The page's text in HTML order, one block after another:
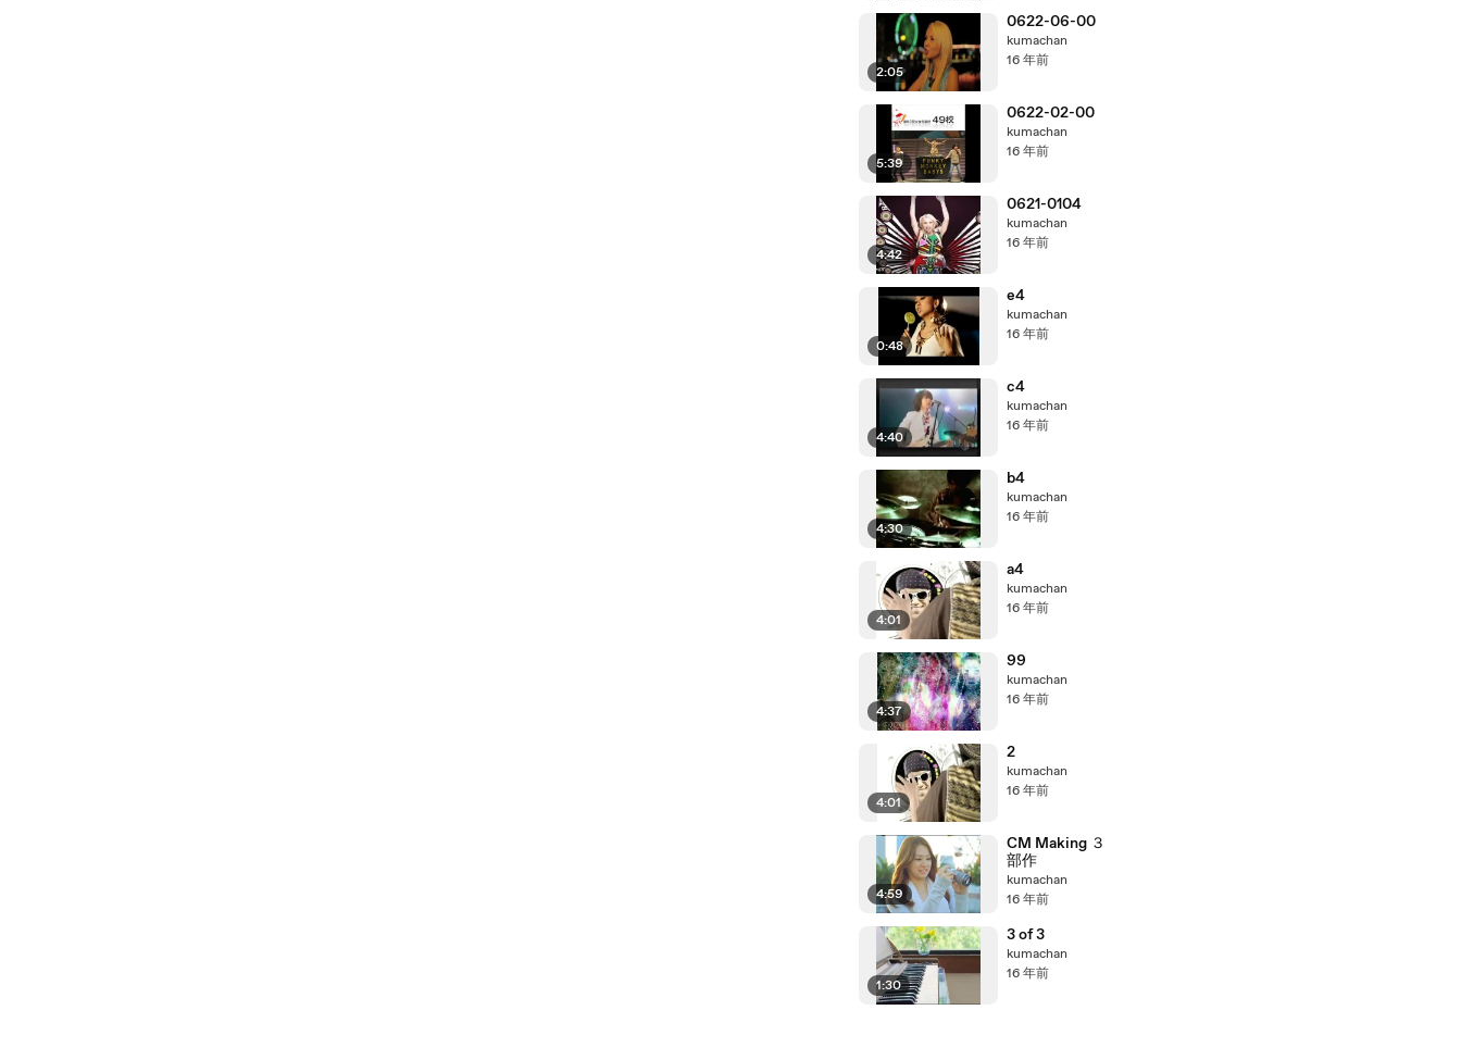
2:05
0622-06-00
kumachan
16 年前
5:39
0622-02-00
kumachan
16 年前
4:42
0621-0104
kumachan
16 年前
0:48
e4
kumachan
16 年前
4:40
c4
kumachan
16 年前
4:30
b4
kumachan
16 年前
4:01
a4
kumachan
16 年前
4:37
99
kumachan
16 年前
4:01
2
kumachan
16 年前
4:59
CM Making ３
部作
kumachan
16 年前
1:30
3 of 3
kumachan
16 年前